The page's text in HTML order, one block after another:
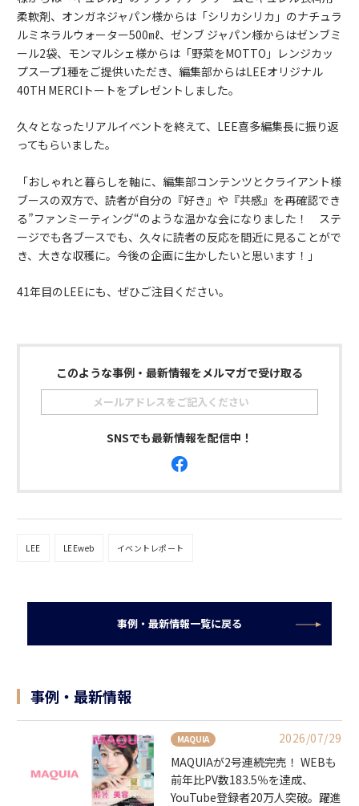
柔軟剤、オンガネジャパン様からは「シリカシリカ」のナチュラ
ルミネラルウォーター500㎖、ゼンブ ジャパン様からはゼンブミ
ール2袋、モンマルシェ様からは「野菜をMOTTO」レンジカッ
プスープ1種をご提供いただき、編集部からはLEEオリジナル
40TH MERCIトートをプレゼントしました。
久々となったリアルイベントを終えて、LEE喜多編集長に振り返
ってもらいました。
「おしゃれと暮らしを軸に、編集部コンテンツとクライアント様
ブースの双方で、読者が自分の『好き』や『共感』を再確認でき
る”ファンミーティング“のような温かな会になりました！ ステ
ージでも各ブースでも、久々に読者の反応を間近に見ることがで
き、大きな収穫に。今後の企画に生かしたいと思います！」
41年目のLEEにも、ぜひご注目ください。
このような事例・最新情報をメルマガで受け取る
SNSでも最新情報を配信中！
LEE LEEweb イベントレポート
事例・最新情報一覧に戻る
事例・最新情報
MAQUIA
2026/07/29
MAQUIAが2号連続完売！ WEBも
前年比PV数183.5％を達成、
YouTube登録者20万人突破。躍進